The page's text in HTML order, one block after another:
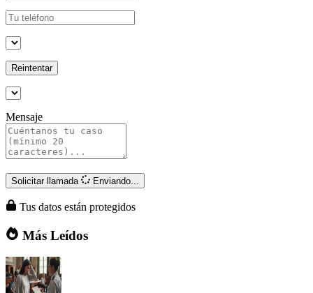
Reintentar
Mensaje
Solicitar llamada Enviando...
Tus datos están protegidos
Más Leídos